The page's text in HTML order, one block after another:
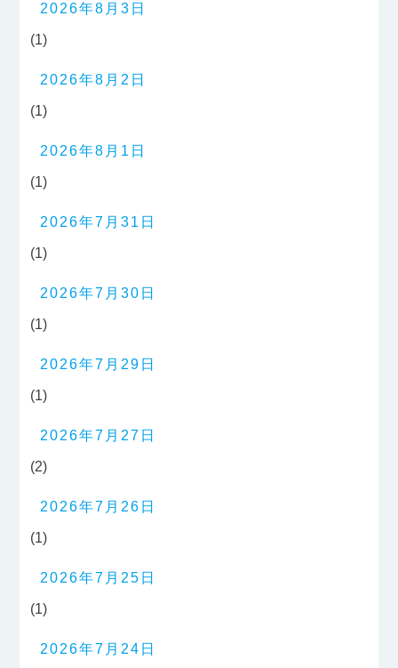
2026年8月3日
(1)
2026年8月2日
(1)
2026年8月1日
(1)
2026年7月31日
(1)
2026年7月30日
(1)
2026年7月29日
(1)
2026年7月27日
(2)
2026年7月26日
(1)
2026年7月25日
(1)
2026年7月24日